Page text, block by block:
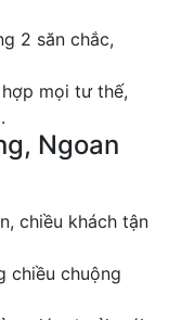
2 săn chắc,
mọi tư thế,
Ngoan
chiều khách tận
chiều chuộng